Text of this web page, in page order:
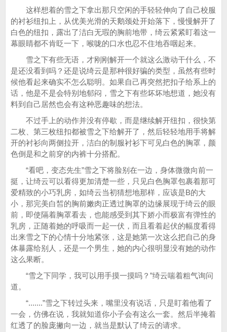
这样想着的雪之下拿出那只空闲的手轻轻伸向了自己校服
的衬衫纽扣上，从优美光滑的天鹅颈处开始落下，慢慢解开了
白色的纽扣，露出了洁白无瑕的胸前地带，绮云紧紧盯着这一
幕眼睛都不肯眨一下，喉咙的口水也忍不住地吞咽起来。
雪之下有些无语，才刚刚解开一个就这么激动干什么，不
是还没看到吗？还是说绮云是那种很好骗的类型，虽然有些时
候他看起来确实不怎么聪明。如果自己再突然把扣子给系上的
话，他是不是会特别地郁闷，雪之下有些坏坏地想道，她没有
料到自己居然也会有这种恶趣味的想法。
不过手上的动作并没有停歇，而是继续解开纽扣，很快第
二枚、第三枚纽扣都被雪之下给解开了，然后轻轻地用手将解
开的衬衫向两侧拉开，洁白的制服衬衫下可见白色的胸罩，颜
色倒是和之前穿的内裤十分搭配。
“看吧，变态先生”雪之下将脸别在一边，身体微微向前一
挺，让绮云可以看得更加清楚一些，只见白色胸罩包裹着那可
爱精致的小巧乳房，如绮云当初猜想地那样，应该是B的大
小，那完美白皙的胸前嫩肉正透过胸罩的边缘展现于绮云的眼
前，即使隔着胸罩看去，也能感受到其下娇小而极富有弹性的
乳房，正随着她的呼吸而一起一伏，而且看着起伏的幅度看得
出来雪之下的心情十分地紧张，这是她第一次这么把自己的身
体暴露给别人，还是一个男生，她的内心很明显没有她的动作
这么果断。
“雪之下同学，我可以用手摸一摸吗？”绮云喘着粗气询问
道。
“.......”雪之下转过头来，嘴里没有说话，只是盯着他看了
一会，仿佛在说，我就知道你小子会有这么一套。然后半掩着
红透了的脸庞撇向一边，就当是默认了绮云的请求。